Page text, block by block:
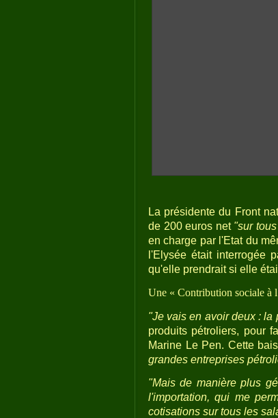
La présidente du Front
de 200 euros net "sur
en charge par l'Etat du
l'Elysée était interrogée
qu'elle prendrait si elle
Une « Contribution sociale à
"Je vais en avoir deux : la
produits pétroliers, pour
Marine Le Pen. Cette
grandes entreprises
"Mais de manière plus
l'importation, qui me
cotisations sur tous les